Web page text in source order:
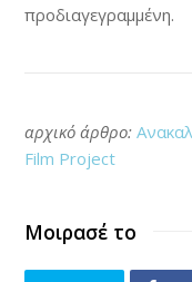
προδιαγεγραμμένη.
αρχικό άρθρο:
Film Project
Μοιρασέ το